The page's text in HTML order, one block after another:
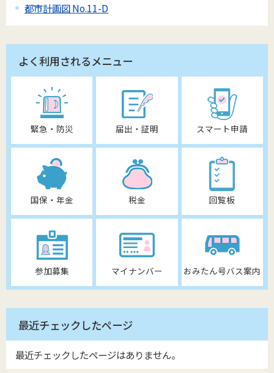
都市計画図 No.11-D
よく利用されるメニュー
緊急・防災 届出・証明 スマート申請
国保・年金 税金 回覧板
参加募集 マイナンバー おみたん号バス案内
最近チェックしたページ
最近チェックしたページはありません。